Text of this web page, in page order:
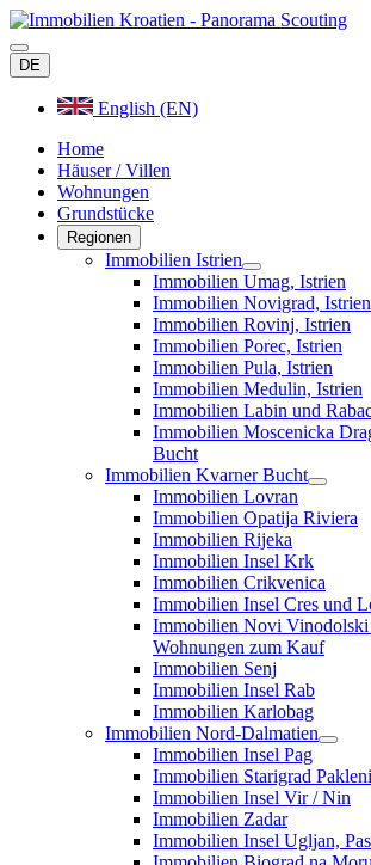
DE
English (EN)
Home
Häuser / Villen
Wohnungen
Grundstücke
Regionen
Immobilien Istrien
Immobilien Umag, Istrien
Immobilien Novigrad, Istrien
Immobilien Rovinj, Istrien
Immobilien Porec, Istrien
Immobilien Pula, Istrien
Immobilien Medulin, Istrien
Immobilien Labin und
Immobilien Moscenicka
Bucht
Immobilien Kvarner Bucht
Immobilien Lovran
Immobilien Opatija Riviera
Immobilien Rijeka
Immobilien Insel Krk
Immobilien Crikvenica
Immobilien Insel Cres und
Immobilien Novi Vinodolski
Wohnungen zum Kauf
Immobilien Senj
Immobilien Insel Rab
Immobilien Karlobag
Immobilien Nord-Dalmatien
Immobilien Insel Pag
Immobilien Starigrad
Immobilien Insel Vir / Nin
Immobilien Zadar
Immobilien Insel Ugljan,